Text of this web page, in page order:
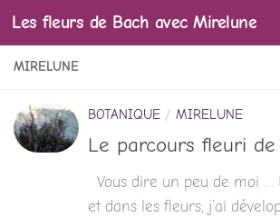
Skip to content
Les fleurs de Bach avec Mirelune
MIRELUNE
BOTANIQUE / MIRELUNE
Le parcours fleuri
Vous dire un peu de moi …
et dans les fleurs, j’ai